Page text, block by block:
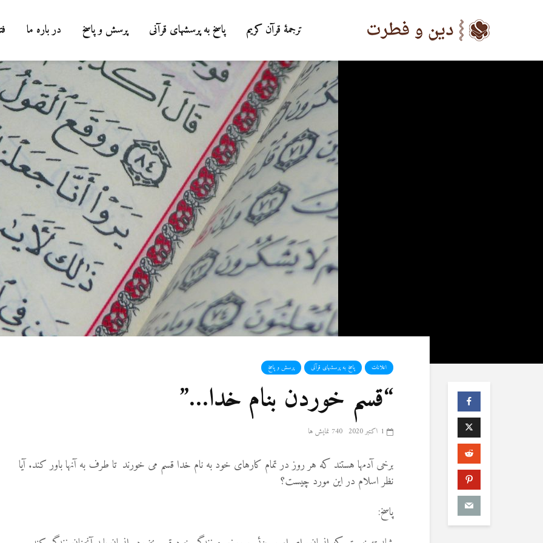
ترجمۀ قرآن کریم پاسخ به پرسشهای قرآنی پرسش و پاسخ در باره ما
اعلانات پاسخ به پرسشهای قرآنی پرسش و پاسخ
“قسم خوردن بنام خدا…”
1 اکتبر 2020 740 نمایش ها
برخی آدمها هستند که هر روز در تمام کارهای خود به نام خدا قسم می خورند تا طرف به آنها باور کند. آیا
نظر اسلام در این مورد چیست؟
پاسخ:
شوهرم به سراغ زن
رفته، اما مرا طلاق
نمی‌دهد. چه باید کرد؟
19 جولای 2026
19 نمایش ها
آیا اگر مسلمانی فردی
غیرمسلمان را بکشد، حکم
قصاص درباره او اجرا
می‌شود؟